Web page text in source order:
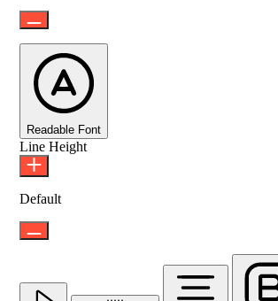
Readable Font
Line Height
Default